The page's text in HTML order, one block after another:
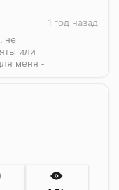
не
или
меня -